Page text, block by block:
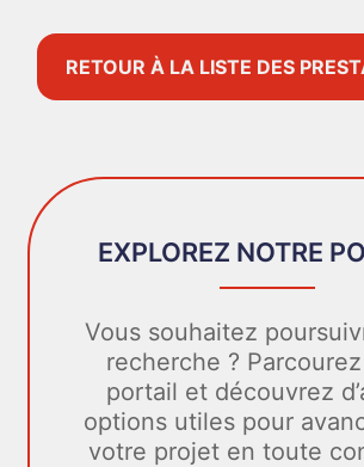
RETOUR À LA LISTE DES
EXPLOREZ NOTRE
Vous souhaitez
recherche ?
portail et découvrez
options utiles pour
votre projet en toute